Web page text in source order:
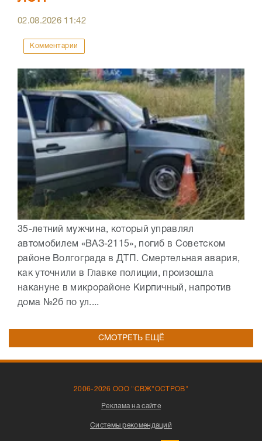
02.08.2026 11:42
Комментарии
35-летний мужчина, который управлял
автомобилем «ВАЗ-2115», погиб в Советском
районе Волгограда в ДТП. Смертельная авария,
как уточнили в Главке полиции, произошла
накануне в микрорайоне Кирпичный, напротив
дома №2б по ул....
СМОТРЕТЬ ЕЩЁ
2006-2026 ООО "СВЖ"ОСТРОВ"
Реклама на сайте
Системы рекомендаций